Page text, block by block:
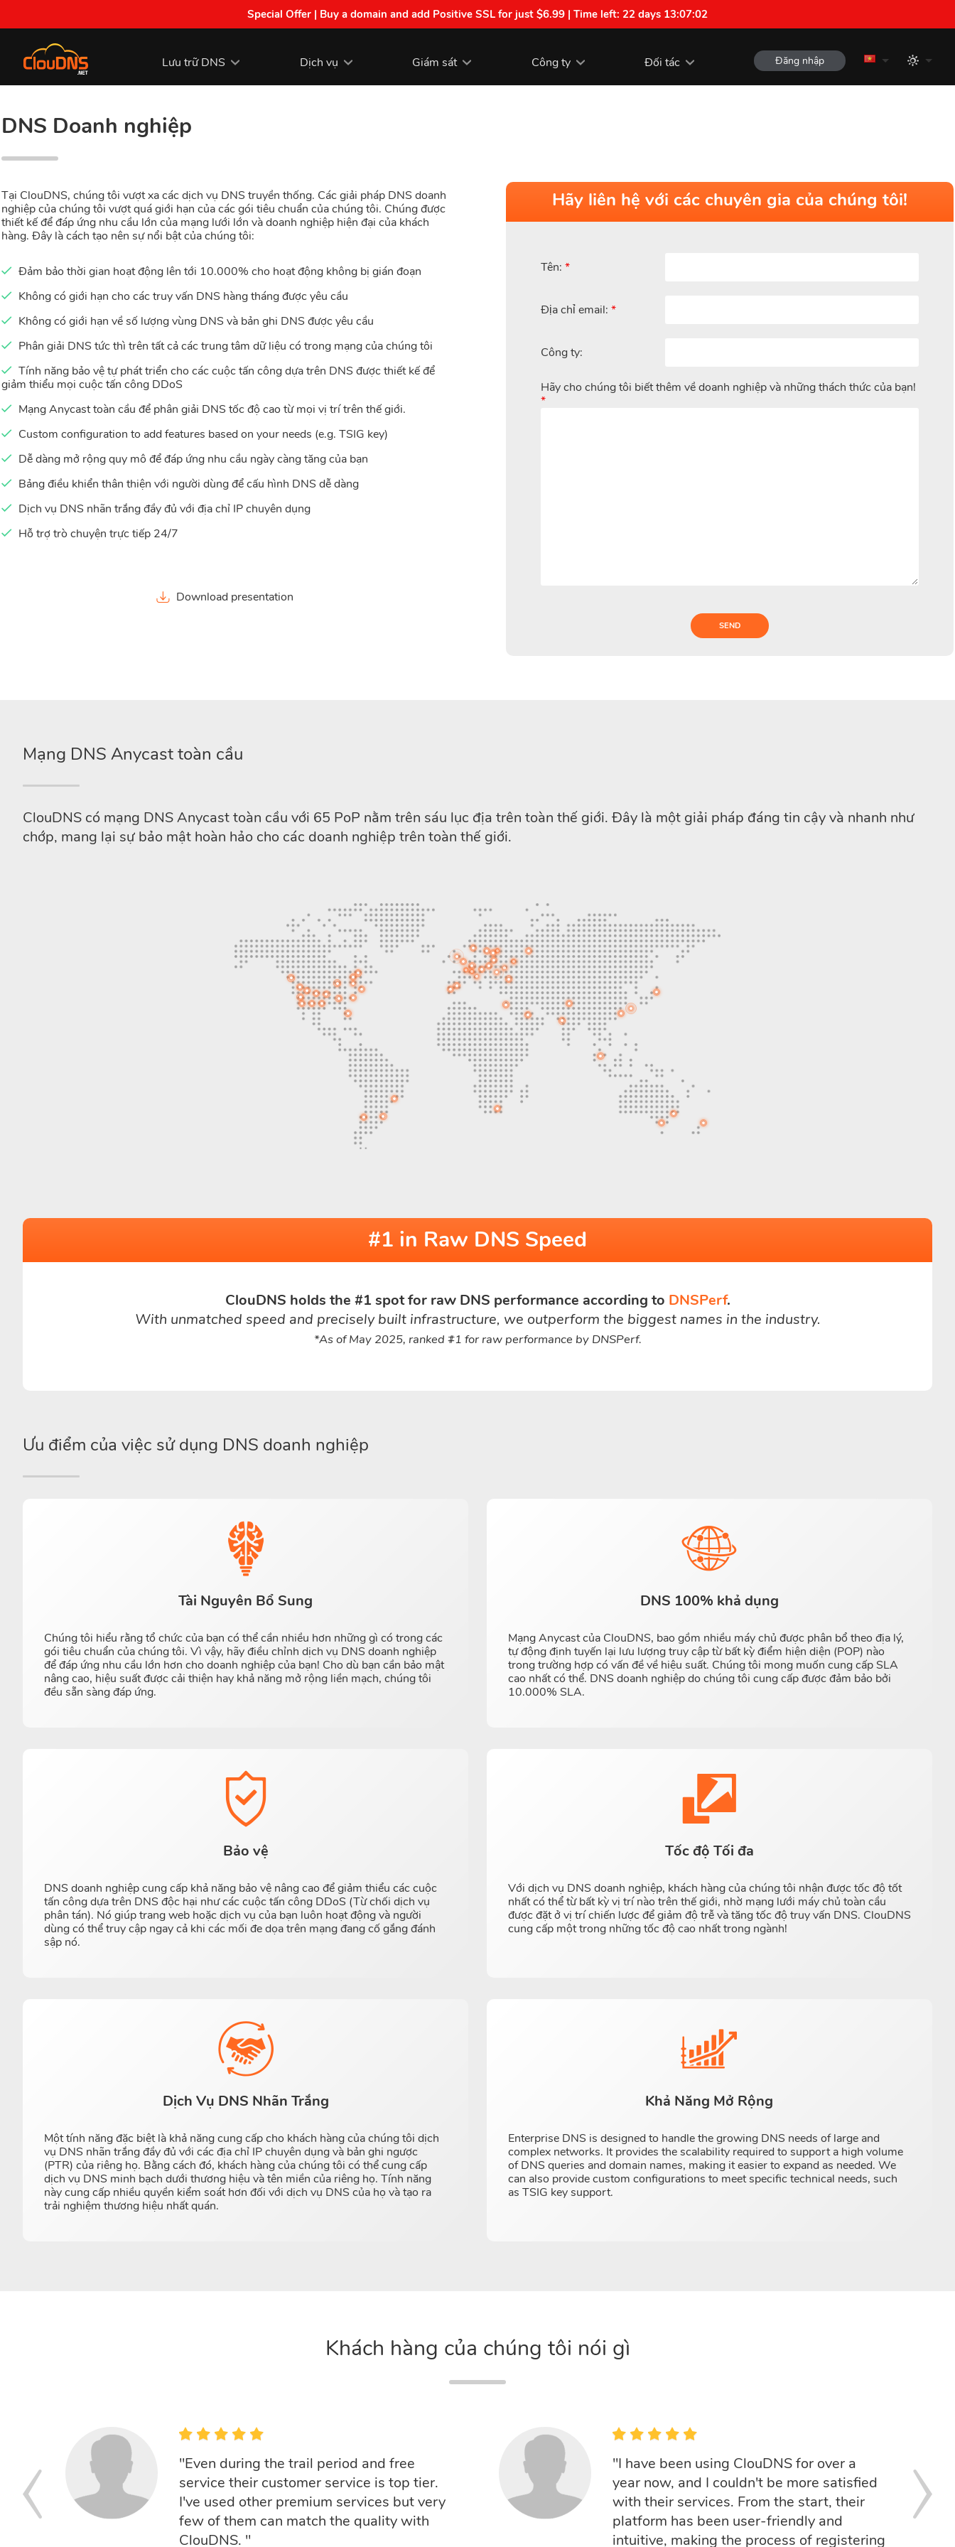
Special Offer | Buy a domain and add Positive SSL for just $6.99 | Time left: 22 days 13:07:01
Lưu trữ DNS Dịch vụ Giám sát Công ty Đối tác Đăng nhập
DNS Doanh nghiệp
Tại ClouDNS, chúng tôi vượt xa các dịch vụ DNS truyền thống. Các giải pháp DNS doanh
nghiệp của chúng tôi vượt quá giới hạn của các gói tiêu chuẩn của chúng tôi. Chúng được
thiết kế để đáp ứng nhu cầu lớn của mạng lưới lớn và doanh nghiệp hiện đại của khách
hàng. Đây là cách tạo nên sự nổi bật của chúng tôi:
Đảm bảo thời gian hoạt động lên tới 10.000% cho hoạt động không bị gián đoạn
Không có giới hạn cho các truy vấn DNS hàng tháng được yêu cầu
Không có giới hạn về số lượng vùng DNS và bản ghi DNS được yêu cầu
Phân giải DNS tức thì trên tất cả các trung tâm dữ liệu có trong mạng của chúng tôi
Tính năng bảo vệ tự phát triển cho các cuộc tấn công dựa trên DNS được thiết kế để
giảm thiểu mọi cuộc tấn công DDoS
Mạng Anycast toàn cầu để phân giải DNS tốc độ cao từ mọi vị trí trên thế giới.
Custom configuration to add features based on your needs (e.g. TSIG key)
Dễ dàng mở rộng quy mô để đáp ứng nhu cầu ngày càng tăng của bạn
Bảng điều khiển thân thiện với người dùng để cấu hình DNS dễ dàng
Dịch vụ DNS nhãn trắng đầy đủ với địa chỉ IP chuyên dụng
Hỗ trợ trò chuyện trực tiếp 24/7
Download presentation
Hãy liên hệ với các chuyên gia của chúng tôi!
Tên:*
Địa chỉ email:*
Công ty:
Hãy cho chúng tôi biết thêm về doanh nghiệp và những thách thức của bạn!
*
SEND
Mạng DNS Anycast toàn cầu
ClouDNS có mạng DNS Anycast toàn cầu với 65 PoP nằm trên sáu lục địa trên toàn thế giới. Đây là một giải pháp đáng tin cậy và nhanh như
chớp, mang lại sự bảo mật hoàn hảo cho các doanh nghiệp trên toàn thế giới.
#1 in Raw DNS Speed
ClouDNS holds the #1 spot for raw DNS performance according to DNSPerf.
With unmatched speed and precisely built infrastructure, we outperform the biggest names in the industry.
*As of May 2025, ranked #1 for raw performance by DNSPerf.
Ưu điểm của việc sử dụng DNS doanh nghiệp
Tài Nguyên Bổ Sung
Chúng tôi hiểu rằng tổ chức của bạn có thể cần nhiều hơn những gì có trong các
gói tiêu chuẩn của chúng tôi. Vì vậy, hãy điều chỉnh dịch vụ DNS doanh nghiệp
để đáp ứng nhu cầu lớn hơn cho doanh nghiệp của bạn! Cho dù bạn cần bảo mật
nâng cao, hiệu suất được cải thiện hay khả năng mở rộng liền mạch, chúng tôi
đều sẵn sàng đáp ứng.
DNS 100% khả dụng
Mạng Anycast của ClouDNS, bao gồm nhiều máy chủ được phân bổ theo địa lý,
tự động định tuyến lại lưu lượng truy cập từ bất kỳ điểm hiện diện (POP) nào
trong trường hợp có vấn đề về hiệu suất. Chúng tôi mong muốn cung cấp SLA
cao nhất có thể. DNS doanh nghiệp do chúng tôi cung cấp được đảm bảo bởi
10.000% SLA.
Bảo vệ
DNS doanh nghiệp cung cấp khả năng bảo vệ nâng cao để giảm thiểu các cuộc
tấn công dựa trên DNS độc hại như các cuộc tấn công DDoS (Từ chối dịch vụ
phân tán). Nó giúp trang web hoặc dịch vụ của bạn luôn hoạt động và người
dùng có thể truy cập ngay cả khi các mối đe dọa trên mạng đang cố gắng đánh
sập nó.
Tốc độ Tối đa
Với dịch vụ DNS doanh nghiệp, khách hàng của chúng tôi nhận được tốc độ tốt
nhất có thể từ bất kỳ vị trí nào trên thế giới, nhờ mạng lưới máy chủ toàn cầu
được đặt ở vị trí chiến lược để giảm độ trễ và tăng tốc độ truy vấn DNS. ClouDNS
cung cấp một trong những tốc độ cao nhất trong ngành!
Dịch Vụ DNS Nhãn Trắng
Một tính năng đặc biệt là khả năng cung cấp cho khách hàng của chúng tôi dịch
vụ DNS nhãn trắng đầy đủ với các địa chỉ IP chuyên dụng và bản ghi ngược
(PTR) của riêng họ. Bằng cách đó, khách hàng của chúng tôi có thể cung cấp
dịch vụ DNS minh bạch dưới thương hiệu và tên miền của riêng họ. Tính năng
này cung cấp nhiều quyền kiểm soát hơn đối với dịch vụ DNS của họ và tạo ra
trải nghiệm thương hiệu nhất quán.
Khả Năng Mở Rộng
Enterprise DNS is designed to handle the growing DNS needs of large and
complex networks. It provides the scalability required to support a high volume
of DNS queries and domain names, making it easier to expand as needed. We
can also provide custom configurations to meet specific technical needs, such
as TSIG key support.
Khách hàng của chúng tôi nói gì
"Even during the trail period and free
service their customer service is top tier.
I've used other premium services but very
few of them can match the quality with
ClouDNS. "
"I have been using ClouDNS for over a
year now, and I couldn't be more satisfied
with their services. From the start, their
platform has been user-friendly and
intuitive, making the process of registering